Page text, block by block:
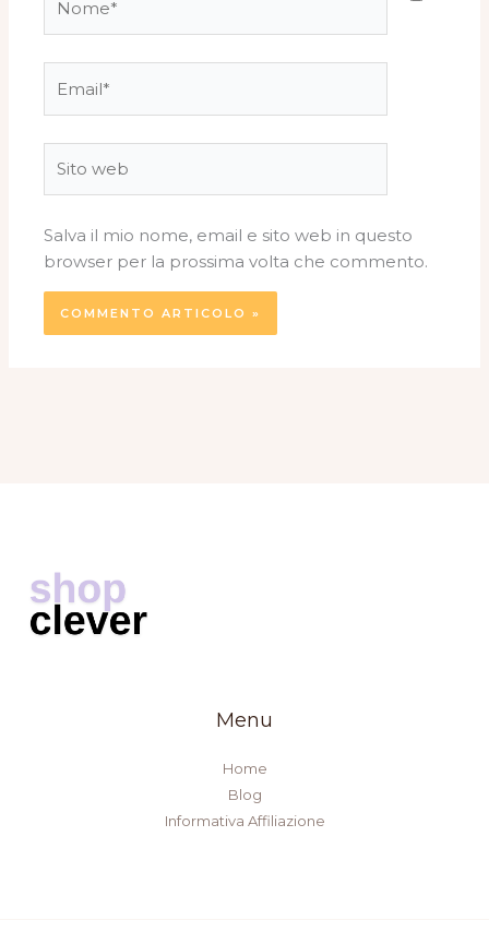
web
Salva il mio nome, email e sito web in questo
browser per la prossima volta che commento.
Menu
Home
Blog
Informativa Affiliazione